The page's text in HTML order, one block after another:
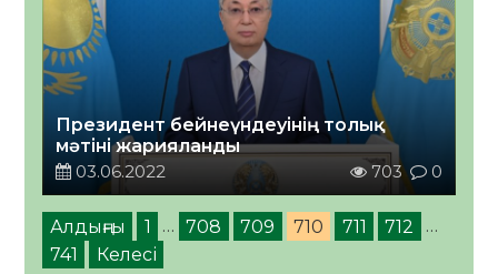
Президент бейнеүндеуінің толық
мәтіні жарияланды
03.06.2022
703 0
Алдыңғы 1 … 708 709 710 711 712
…
741
Келесі